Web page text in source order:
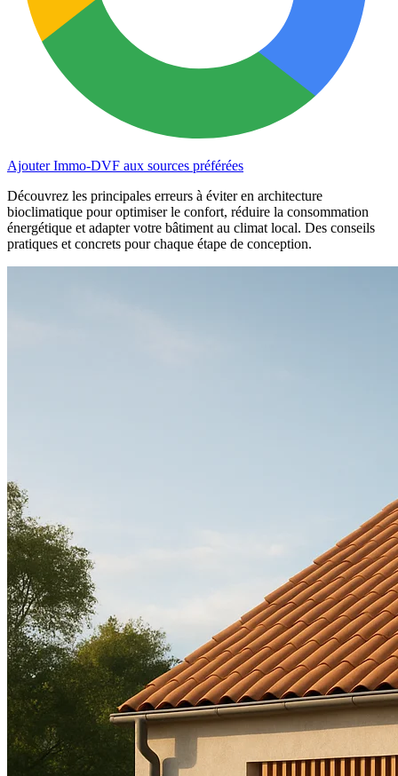
Ajouter Immo-DVF aux sources préférées
Découvrez les principales erreurs à éviter en architecture
bioclimatique pour optimiser le confort, réduire la consommation
énergétique et adapter votre bâtiment au climat local. Des conseils
pratiques et concrets pour chaque étape de conception.